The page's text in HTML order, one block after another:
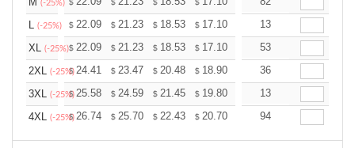
(-25%) $ $ $ $
L (-25%) $ 22.09 $ 21.23 $ 18.53 $ 17.10 16.24
13
XL (-25%)$ 22.09 $ 21.23 $ 18.53 $ 17.10 16.24
53
2XL (-25%)
$24.41 $ 23.47 $ 20.48 $ 18.90 17.96
36
3XL (-25%)
$25.58 $ 24.59 $ 21.45 $ 19.80 18.81
13
4XL (-25%)
$26.74 $ 25.70 $ 22.43 $ 20.70 19.67
94